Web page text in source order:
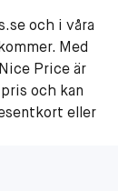
och i våra
Med
Price är
och kan
eller